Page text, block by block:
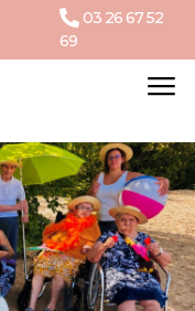
03 26 67 52
69